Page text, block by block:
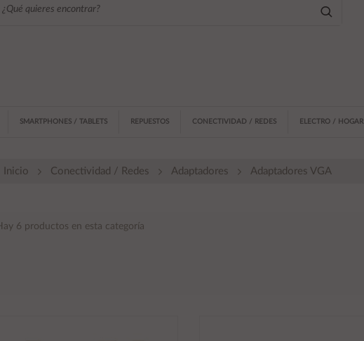
SMARTPHONES / TABLETS REPUESTOS CONECTIVIDAD / REDES ELECTRO / HOGAR
Inicio Conectividad / Redes Adaptadores Adaptadores VGA
Hay 6 productos en esta categoría